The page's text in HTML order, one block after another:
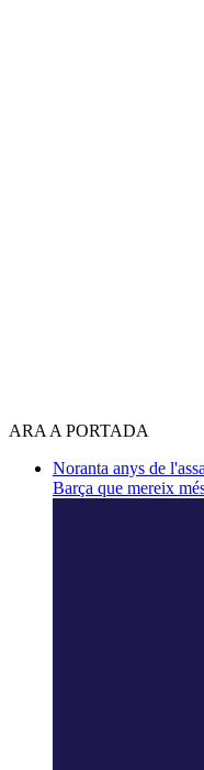
ARA A PORTADA
Noranta anys de
Barça que mereix